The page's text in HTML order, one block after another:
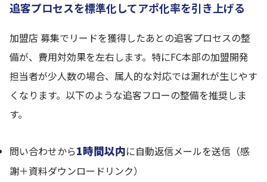
追客プロセスを標準化してアポ化率を引き上げる
加盟店 募集でリードを獲得したあとの追客プロセスの整
備が、費用対効果を左右します。特にFC本部の加盟開発
担当者が少人数の場合、属人的な対応では漏れが生じやす
くなります。以下のような追客フローの整備を推奨しま
す。
問い合わせから1時間以内に自動返信メールを送信（感
謝＋資料ダウンロードリンク）